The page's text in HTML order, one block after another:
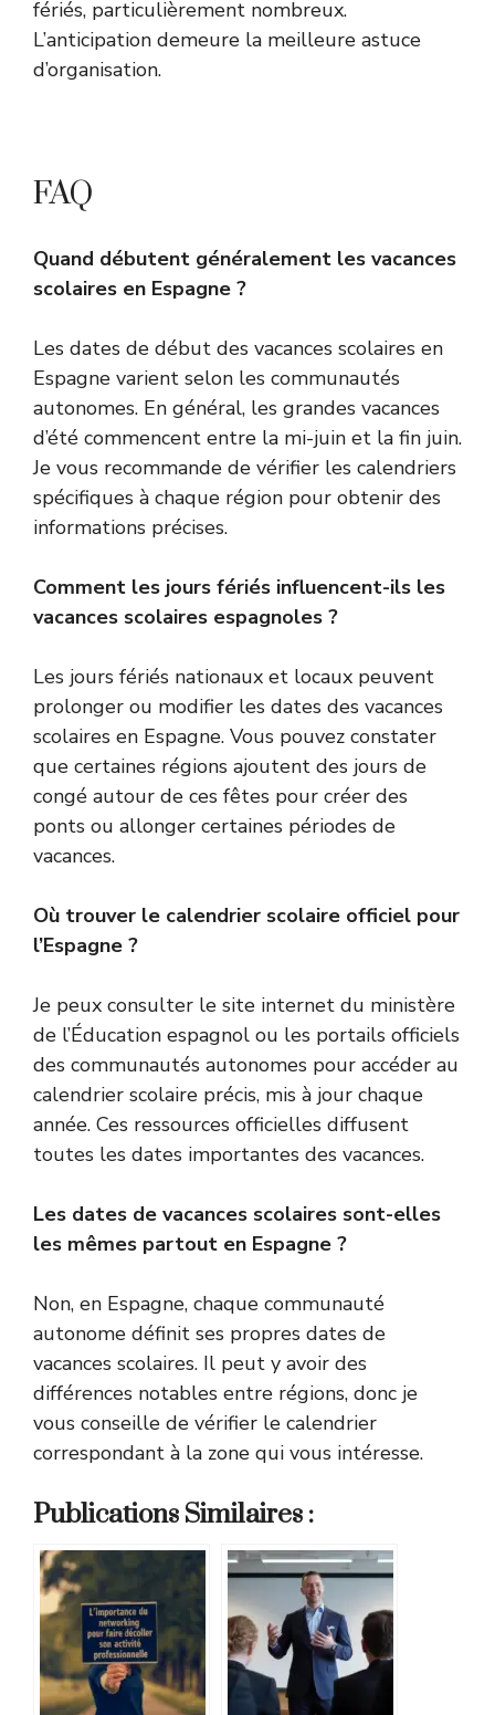
fériés, particulièrement nombreux.
L’anticipation demeure la meilleure astuce
d’organisation.
FAQ
Quand débutent généralement les vacances
scolaires en Espagne ?
Les dates de début des vacances scolaires en
Espagne varient selon les communautés
autonomes. En général, les grandes vacances
d’été commencent entre la mi-juin et la fin juin.
Je vous recommande de vérifier les calendriers
spécifiques à chaque région pour obtenir des
informations précises.
Comment les jours fériés influencent-ils les
vacances scolaires espagnoles ?
Les jours fériés nationaux et locaux peuvent
prolonger ou modifier les dates des vacances
scolaires en Espagne. Vous pouvez constater
que certaines régions ajoutent des jours de
congé autour de ces fêtes pour créer des
ponts ou allonger certaines périodes de
vacances.
Où trouver le calendrier scolaire officiel pour
l’Espagne ?
Je peux consulter le site internet du ministère
de l’Éducation espagnol ou les portails officiels
des communautés autonomes pour accéder au
calendrier scolaire précis, mis à jour chaque
année. Ces ressources officielles diffusent
toutes les dates importantes des vacances.
Les dates de vacances scolaires sont-elles
les mêmes partout en Espagne ?
Non, en Espagne, chaque communauté
autonome définit ses propres dates de
vacances scolaires. Il peut y avoir des
différences notables entre régions, donc je
vous conseille de vérifier le calendrier
correspondant à la zone qui vous intéresse.
Publications Similaires :